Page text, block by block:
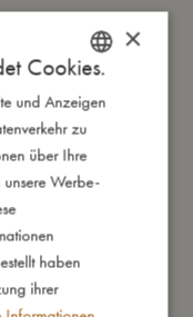
DANISH
ENGLISH
GERMAN
×
Cookies.
und Anzeigen
zu
über Ihre
Werbe-
haben
ihrer